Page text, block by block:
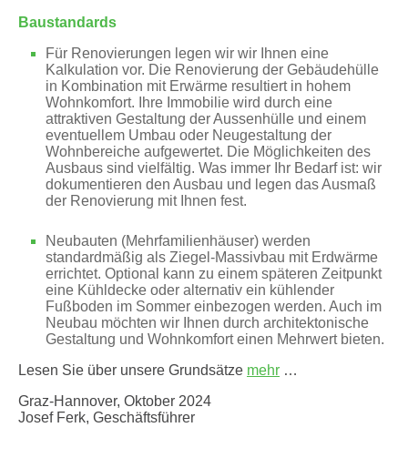
Baustandards
Für Renovierungen legen wir wir Ihnen eine
Kalkulation vor. Die Renovierung der Gebäudehülle
in Kombination mit Erwärme resultiert in hohem
Wohnkomfort. Ihre Immobilie wird durch eine
attraktiven Gestaltung der Aussenhülle und einem
eventuellem Umbau oder Neugestaltung der
Wohnbereiche aufgewertet. Die Möglichkeiten des
Ausbaus sind vielfältig. Was immer Ihr Bedarf ist: wir
dokumentieren den Ausbau und legen das Ausmaß
der Renovierung mit Ihnen fest.
Neubauten (Mehrfamilienhäuser) werden
standardmäßig als Ziegel-Massivbau mit Erdwärme
errichtet. Optional kann zu einem späteren Zeitpunkt
eine Kühldecke oder alternativ ein kühlender
Fußboden im Sommer einbezogen werden. Auch im
Neubau möchten wir Ihnen durch architektonische
Gestaltung und Wohnkomfort einen Mehrwert bieten.
Lesen Sie über unsere Grundsätze mehr …
Graz-Hannover, Oktober 2024
Josef Ferk, Geschäftsführer